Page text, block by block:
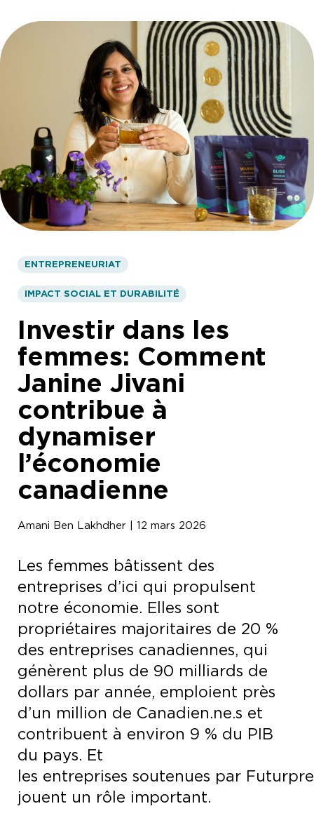
ENTREPRENEURIAT
IMPACT SOCIAL ET DURABILITÉ
Investir dans les
femmes: Comment
Janine Jivani
contribue à
dynamiser
l’économie
canadienne
Amani Ben Lakhdher | 12 mars 2026
Les femmes bâtissent des
entreprises d’ici qui propulsent
notre économie. Elles sont
propriétaires majoritaires de 20 %
des entreprises canadiennes, qui
génèrent plus de 90 milliards de
dollars par année, emploient près
d’un million de Canadien.ne.s et
contribuent à environ 9 % du PIB
du pays. Et
les entreprises soutenues par
jouent un rôle important.